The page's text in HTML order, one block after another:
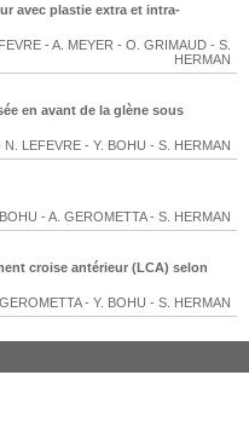
avec plastie extra et intra-
- A. MEYER - O. GRIMAUD - S.
HERMAN
en avant de la glène sous
N. LEFEVRE - Y. BOHU - S. HERMAN
- A. GEROMETTA- S. HERMAN
croise antérieur (LCA) selon
- Y. BOHU - S. HERMAN